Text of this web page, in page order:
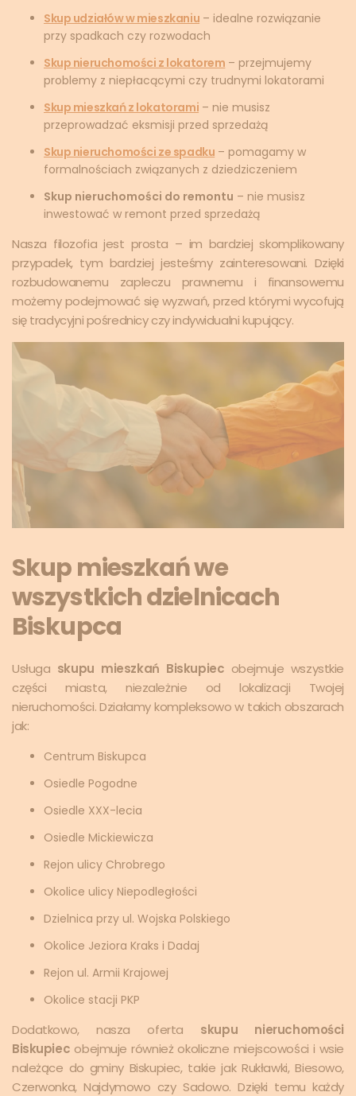
Skup udziałów w mieszkaniu – idealne rozwiązanie
przy spadkach czy rozwodach
Skup nieruchomości z lokatorem – przejmujemy
problemy z niepłacącymi czy trudnymi lokatorami
Skup mieszkań z lokatorami – nie musisz
przeprowadzać eksmisji przed sprzedażą
Skup nieruchomości ze spadku – pomagamy w
formalnościach związanych z dziedziczeniem
Skup nieruchomości do remontu – nie musisz
inwestować w remont przed sprzedażą
Nasza filozofia jest prosta – im bardziej skomplikowany
przypadek, tym bardziej jesteśmy zainteresowani. Dzięki
rozbudowanemu zapleczu prawnemu i finansowemu
możemy podejmować się wyzwań, przed którymi wycofują
się tradycyjni pośrednicy czy indywidualni kupujący.
Skup mieszkań we
wszystkich dzielnicach
Biskupca
Usługa skupu mieszkań Biskupiec obejmuje wszystkie
części miasta, niezależnie od lokalizacji Twojej
nieruchomości. Działamy kompleksowo w takich obszarach
jak:
Centrum Biskupca
Osiedle Pogodne
Osiedle XXX-lecia
Osiedle Mickiewicza
Rejon ulicy Chrobrego
Okolice ulicy Niepodległości
Dzielnica przy ul. Wojska Polskiego
Okolice Jeziora Kraks i Dadaj
Rejon ul. Armii Krajowej
Okolice stacji PKP
Dodatkowo, nasza oferta skupu nieruchomości
Biskupiec obejmuje również okoliczne miejscowości i wsie
należące do gminy Biskupiec, takie jak Rukławki, Biesowo,
Czerwonka, Najdymowo czy Sadowo. Dzięki temu każdy